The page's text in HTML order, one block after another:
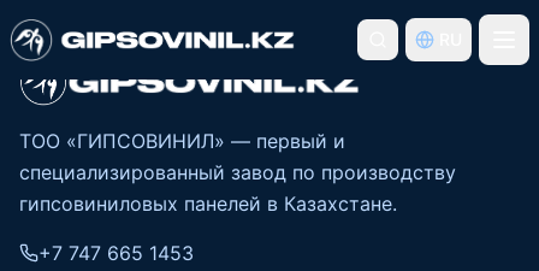
ТОО «ГИПСОВИНИЛ» — первый и
специализированный завод по производству
гипсовиниловых панелей в Казахстане.
+7 747 665 1453